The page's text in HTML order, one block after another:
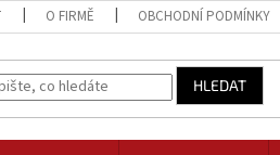
O FIRMĚ OBCHODNÍ PODMÍNKY
HLEDAT